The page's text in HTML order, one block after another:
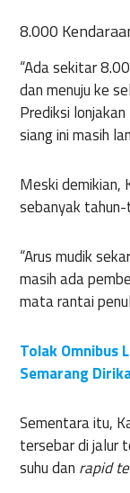
8.000
“Ada sekitar
dan menuju ke
Prediksi
siang ini masih
Meski demikian,
sebanyak
“Arus mudik
masih ada
mata rantai
Tolak Omnibus
Semarang
Sementara itu,
tersebar di jalur
suhu dan rapid